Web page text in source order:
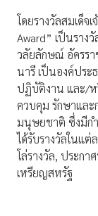
โดยรางวัลสมเด็
Award” เป็นราง
วลัยลักษณ์ อัครร
นารี เป็นองค์ปร
ปฏิบัติงาน และ/ห
ควบคุม รักษาและ
มนุษยชาติ ซึ่งมีก
ได้รับรางวัลในแต่
โล่รางวัล, ประก
เหรียญสหรัฐ